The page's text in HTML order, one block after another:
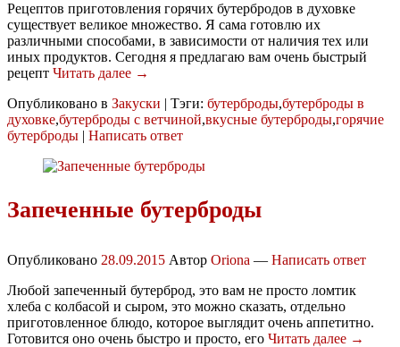
Рецептов приготовления горячих бутербродов в духовке
существует великое множество. Я сама готовлю их
различными способами, в зависимости от наличия тех или
иных продуктов. Сегодня я предлагаю вам очень быстрый
рецепт Читать далее →
Опубликовано в Закуски | Тэги: бутерброды,бутерброды в
духовке,бутерброды с ветчиной,вкусные бутерброды,горячие
бутерброды | Написать ответ
Запеченные бутерброды
Опубликовано 28.09.2015 Автор Oriona — Написать ответ
Любой запеченный бутерброд, это вам не просто ломтик
хлеба с колбасой и сыром, это можно сказать, отдельно
приготовленное блюдо, которое выглядит очень аппетитно.
Готовится оно очень быстро и просто, его Читать далее →